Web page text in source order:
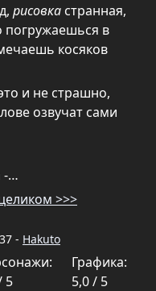
рисовка странная,
погружаешься в
косяков
и не страшно,
озвучат сами
-…
>>>
- Hakuto
5
Графика:
5,0 / 5